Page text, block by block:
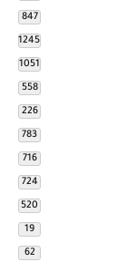
847
1245
1051
558
226
783
716
724
520
19
62